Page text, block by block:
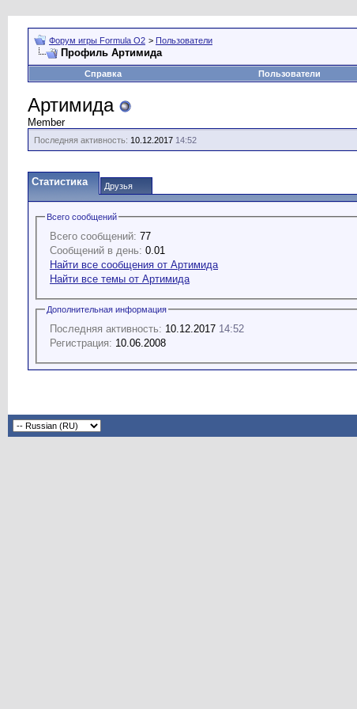
Форум игры Formula O2 > Пользователи
Профиль Артимида
Справка Пользователи
Артимида
Member
Последняя активность: 10.12.2017 14:52
Статистика Друзья
Всего сообщений
Всего сообщений: 77
Сообщений в день: 0.01
Найти все сообщения от Артимида
Найти все темы от Артимида
Дополнительная информация
Последняя активность: 10.12.2017 14:52
Регистрация: 10.06.2008